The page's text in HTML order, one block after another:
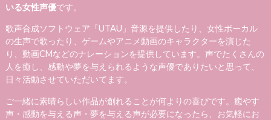
いる女性声優です。
歌声合成ソフトウェア「UTAU」音源を提供したり、女性ボーカル
の生声で歌ったり、ゲームやアニメ動画のキャラクターを演じた
り、動画CMなどのナレーションを提供しています。声でたくさんの
人を癒し、感動や夢を与えられるような声優でありたいと思って、
日々活動させていただいてます。
ご一緒に素晴らしい作品が創れることが何よりの喜びです。癒やす
声・感動を与える声・夢を与える声が必要になったら、お気軽にお